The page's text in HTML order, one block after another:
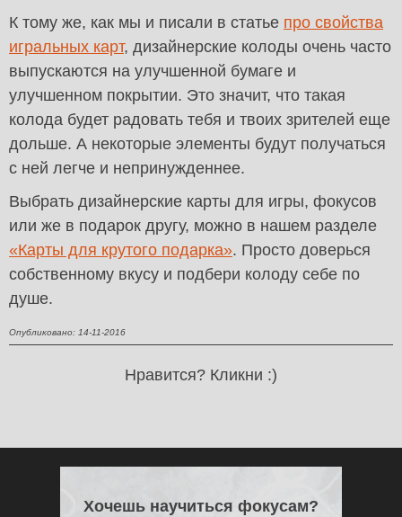
К тому же, как мы и писали в статье про свойства
игральных карт, дизайнерские колоды очень часто
выпускаются на улучшенной бумаге и
улучшенном покрытии. Это значит, что такая
колода будет радовать тебя и твоих зрителей еще
дольше. А некоторые элементы будут получаться
с ней легче и непринужденнее.
Выбрать дизайнерские карты для игры, фокусов
или же в подарок другу, можно в нашем разделе
«Карты для крутого подарка». Просто доверься
собственному вкусу и подбери колоду себе по
душе.
Опубликовано: 14-11-2016
Нравится? Кликни :)
Хочешь научиться фокусам?